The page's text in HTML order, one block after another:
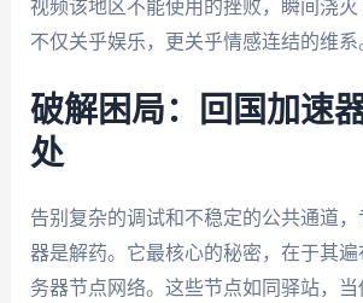
视频该地区不能使用的挫败，瞬间浇
不仅关乎娱乐，更关乎情感连结的维系
破解困局：回国加速
处
告别复杂的调试和不稳定的公共通道
器是解药。它最核心的秘密，在于其
务器节点网络。这些节点如同驿站，当